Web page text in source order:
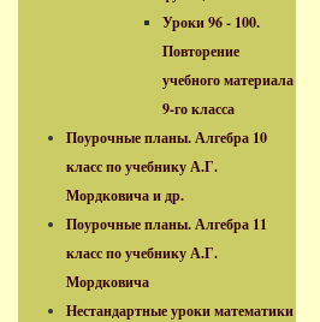
Уроки 96 - 100.
Повторение
учебного материала
9-го класса
Поурочные планы. Алгебра 10
класс по учебнику А.Г.
Мордковича и др.
Поурочные планы. Алгебра 11
класс по учебнику А.Г.
Мордковича
Нестандартные уроки математики